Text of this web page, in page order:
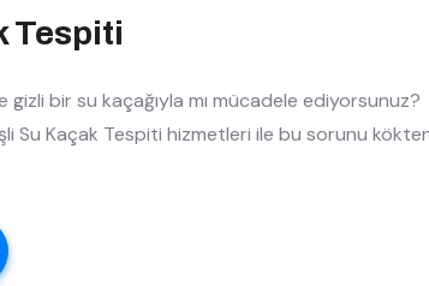
Tespiti
bir su kaçağıyla mı mücadele ediyorsunuz?
Su Kaçak Tespiti hizmetleri ile bu sorunu